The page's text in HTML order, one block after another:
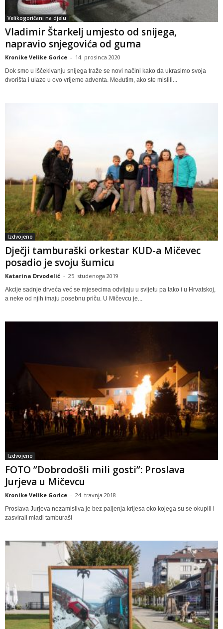
Velikogoričani na djelu
Vladimir Štarkelj umjesto od snijega,
napravio snjegovića od guma
Kronike Velike Gorice - 14. prosinca 2020
Dok smo u iščekivanju snijega traže se novi načini kako da ukrasimo svoja
dvorišta i ulaze u ovo vrijeme adventa. Međutim, ako ste mislili...
Izdvojeno
Dječji tamburaški orkestar KUD-a Mičevec
posadio je svoju šumicu
Katarina Drvodelić - 25. studenoga 2019
Akcije sadnje drveća već se mjesecima odvijaju u svijetu pa tako i u Hrvatskoj,
a neke od njih imaju posebnu priču. U Mičevcu je...
Izdvojeno
FOTO ”Dobrodošli mili gosti”: Proslava
Jurjeva u Mičevcu
Kronike Velike Gorice - 24. travnja 2018
Proslava Jurjeva nezamisliva je bez paljenja krijesa oko kojega su se okupili i
zasvirali mladi tamburaši